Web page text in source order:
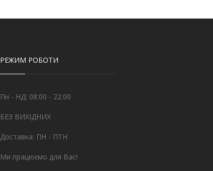
РЕЖИМ РОБОТИ
Пн - НД: 08:00 - 22:00
БЕЗ ВИХІДНИХ
Доставка: ПН - ПТН
Ми працюємо для Вас!